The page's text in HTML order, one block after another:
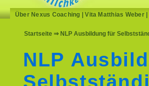
Über Nexus Coaching |Vita Matthias Weber|
Startseite ⇒ NLP Ausbildung für
NLP